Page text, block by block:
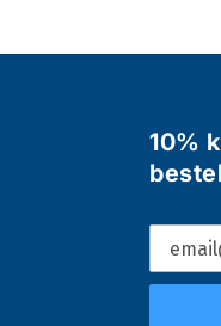
10%